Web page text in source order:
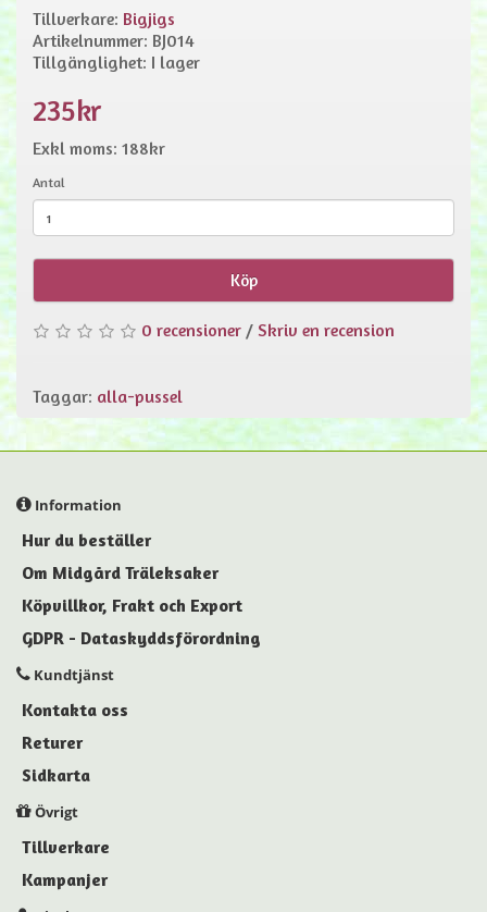
Tillverkare: Bigjigs
Artikelnummer: BJ014
Tillgänglighet: I lager
235kr
Exkl moms: 188kr
Antal
Köp
0 recensioner / Skriv en recension
Taggar: alla-pussel
Information
Hur du beställer
Om Midgård Träleksaker
Köpvillkor, Frakt och Export
GDPR - Dataskyddsförordning
Kundtjänst
Kontakta oss
Returer
Sidkarta
Övrigt
Tillverkare
Kampanjer